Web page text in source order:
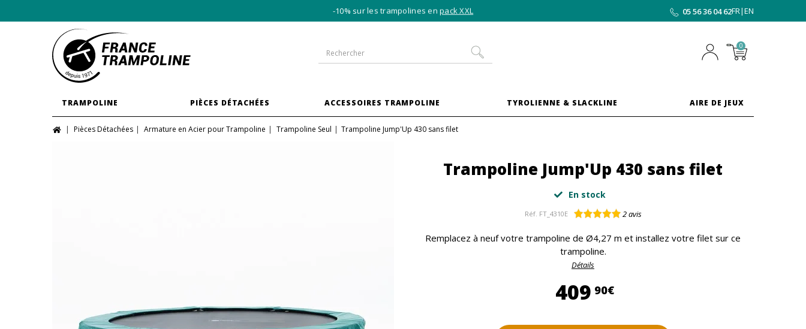
-10% sur les trampolines enpack XXL 05 56 36 04 62FR|EN
0
TRAMPOLINE PIÈCES DÉTACHÉES ACCESSOIRES TRAMPOLINE TYROLIENNE & SLACKLINE AIRE DE JEUX
Pièces Détachées Armature en Acier pour Trampoline Trampoline Seul Trampoline Jump'Up 430 sans filet
Trampoline Jump'Up 430 sans filet
En stock
Réf. FT_4310E 2avis
Remplacez à neuf votre trampoline de Ø4,27 m et installez votre filet sur ce
trampoline.
Détails
409 90€409,90 €